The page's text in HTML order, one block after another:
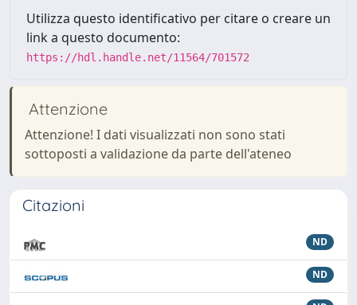
Utilizza questo identificativo per citare o creare un
link a questo documento:
https://hdl.handle.net/11564/701572
Attenzione
Attenzione! I dati visualizzati non sono stati
sottoposti a validazione da parte dell'ateneo
Citazioni
ND
ND